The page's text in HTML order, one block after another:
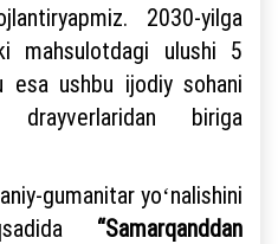
2030-yilga
mahsulotdagi ulushi 5
ushbu ijodiy sohani
drayverlaridan biriga
gumanitar yoʻnalishini
“Samarqanddan